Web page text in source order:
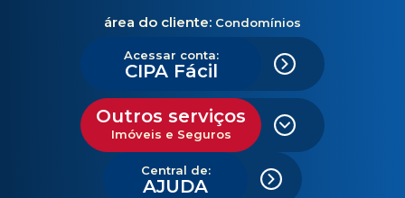
área do cliente: Condomínios
Acessar conta:
CIPA Fácil
Outros serviços
Imóveis e Seguros
Central de:
AJUDA